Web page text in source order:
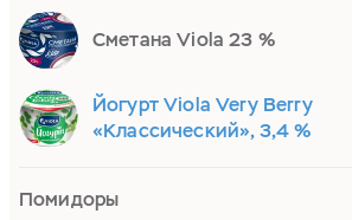
Сметана Viola 23 %
Йогурт Viola Very Berry
«Классический», 3,4 %
Помидоры